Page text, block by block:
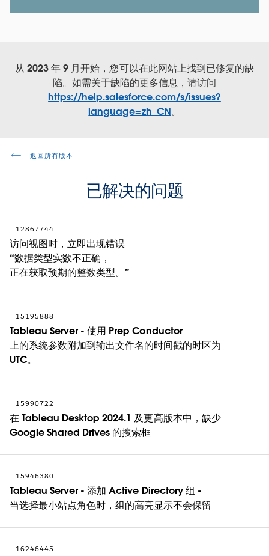
从 2023 年 9 月开始，您可以在此网站上找到已修复的缺
陷。如需关于缺陷的更多信息，请访问
https://help.salesforce.com/s/issues?
language=zh_CN。
返回所有版本
已解决的问题
12867744
访问视图时，立即出现错误
“数据类型实数不正确，
正在获取预期的整数类型。”
15195888
Tableau Server - 使用 Prep Conductor
上的系统参数附加到输出文件名的时间戳的时区为
UTC。
15990722
在 Tableau Desktop 2024.1 及更高版本中，缺少
Google Shared Drives 的搜索框
15946380
Tableau Server - 添加 Active Directory 组 -
当选择最小站点角色时，组的高亮显示不会保留
16246445